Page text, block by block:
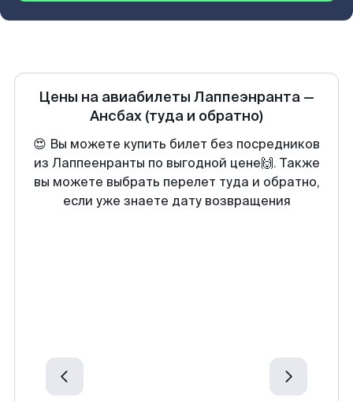
Цены на авиабилеты Лаппеэнранта —
Ансбах (туда и обратно)
😍 Вы можете купить билет без посредников
из Лаппеенранты по выгодной цене🙌. Также
вы можете выбрать перелет туда и обратно,
если уже знаете дату возвращения